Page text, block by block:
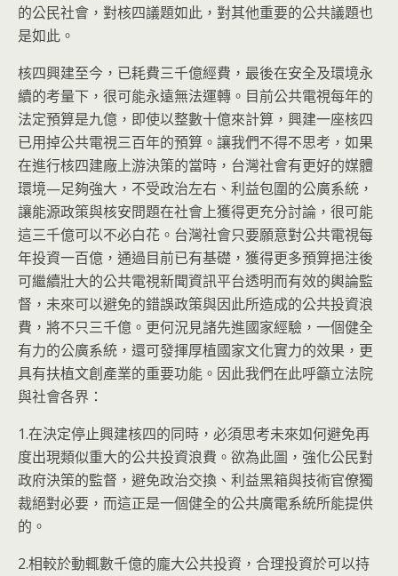
的公民社會，對核四議題如此，對其他重要的公共議題也
是如此。
核四興建至今，已耗費三千億經費，最後在安全及環境永
續的考量下，很可能永遠無法運轉。目前公共電視每年的
法定預算是九億，即使以整數十億來計算，興建一座核四
已用掉公共電視三百年的預算。讓我們不得不思考，如果
在進行核四建廠上游決策的當時，台灣社會有更好的媒體
環境—足夠強大，不受政治左右、利益包圍的公廣系統，
讓能源政策與核安問題在社會上獲得更充分討論，很可能
這三千億可以不必白花。台灣社會只要願意對公共電視每
年投資一百億，通過目前已有基礎，獲得更多預算挹注後
可繼續壯大的公共電視新聞資訊平台透明而有效的輿論監
督，未來可以避免的錯誤政策與因此所造成的公共投資浪
費，將不只三千億。更何況見諸先進國家經驗，一個健全
有力的公廣系統，還可發揮厚植國家文化實力的效果，更
具有扶植文創產業的重要功能。因此我們在此呼籲立法院
與社會各界：
1.在決定停止興建核四的同時，必須思考未來如何避免再
度出現類似重大的公共投資浪費。欲為此圖，強化公民對
政府決策的監督，避免政治交換、利益黑箱與技術官僚獨
裁絕對必要，而這正是一個健全的公共廣電系統所能提供
的。
2.相較於動輒數千億的龐大公共投資，合理投資於可以持